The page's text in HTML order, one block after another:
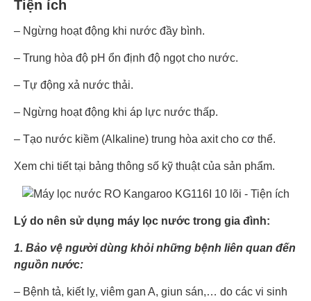
Tiện ích
– Ngừng hoạt động khi nước đầy bình.
– Trung hòa độ pH ổn định độ ngọt cho nước.
– Tự động xả nước thải.
– Ngừng hoạt động khi áp lực nước thấp.
– Tạo nước kiềm (Alkaline) trung hòa axit cho cơ thể.
Xem chi tiết tại bảng thông số kỹ thuật của sản phẩm.
Lý do nên sử dụng máy lọc nước trong gia đình:
1. Bảo vệ người dùng khỏi những bệnh liên quan đến
nguồn nước:
– Bệnh tả, kiết lỵ, viêm gan A, giun sán,… do các vi sinh